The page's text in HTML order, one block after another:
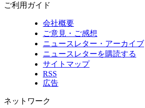
ご利用ガイド
会社概要
ご意見・ご感想
ニュースレター・アーカイブ
ニュースレターを購読する
サイトマップ
RSS
広告
ネットワーク